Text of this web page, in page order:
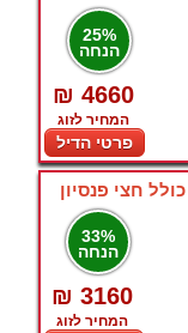
25%
הנחה
₪ 4660
המחיר לזוג
פרטי הדיל
33%
הנחה
₪ 3160
המחיר לזוג